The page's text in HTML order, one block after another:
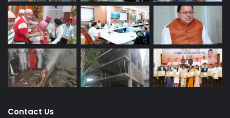
Contact Us